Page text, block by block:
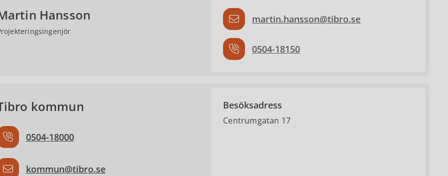
Hansson martin.hansson@tibro.se
0504-18150
kommun
0504-18000
kommun@tibro.se
Besöksadress
Centrumgatan 17